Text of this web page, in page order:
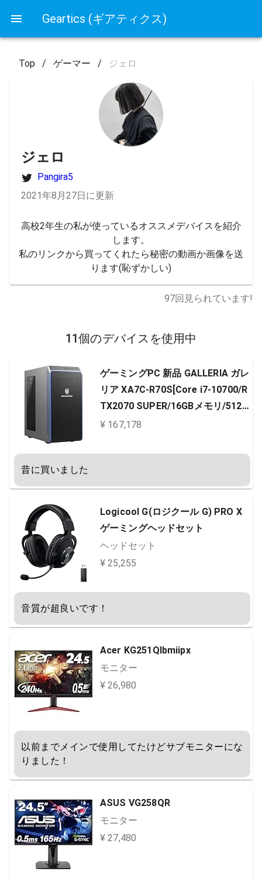
Geartics (ギアティクス)
Top / ゲーマー / ジェロ
ジェロ
Pangira5
2021年8月27日に更新
高校2年生の私が使っているオススメデバイスを紹介
します。
私のリンクから買ってくれたら秘密の動画か画像を送
ります(恥ずかしい)
97回見られています!
11個のデバイスを使用中
ゲーミングPC 新品 GALLERIA ガレ
リア XA7C-R70S[Core i7-10700/R
TX2070 SUPER/16GBメモリ/512G
B SSD/Windows 10 Home]9373-4
¥ 167,178
昔に買いました
Logicool G(ロジクール G) PRO X
ゲーミングヘッドセット
ヘッドセット
¥ 25,255
音質が超良いです！
Acer KG251QIbmiipx
モニター
¥ 26,980
以前までメインで使用してたけどサブモニターにな
りました！
ASUS VG258QR
モニター
¥ 27,480